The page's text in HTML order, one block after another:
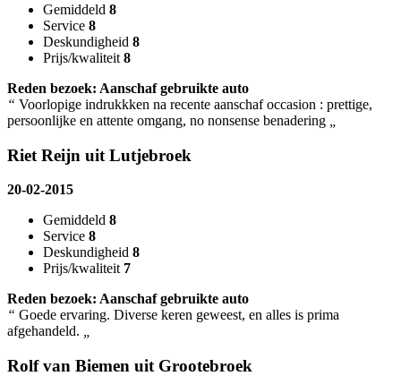
Gemiddeld 8
Service 8
Deskundigheid 8
Prijs/kwaliteit 8
Reden bezoek: Aanschaf gebruikte auto
“ Voorlopige indrukkken na recente aanschaf occasion : prettige,
persoonlijke en attente omgang, no nonsense benadering
Riet Reijn uit Lutjebroek
20-02-2015
Gemiddeld 8
Service 8
Deskundigheid 8
Prijs/kwaliteit 7
Reden bezoek: Aanschaf gebruikte auto
“ Goede ervaring. Diverse keren geweest, en alles is prima
afgehandeld.
Rolf van Biemen uit Grootebroek